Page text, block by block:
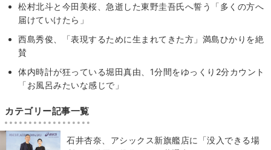
松村北斗と今田美桜、急逝した東野圭吾氏へ誓う「多くの方へ
届けていけたら」
西島秀俊、「表現するために生まれてきた方」満島ひかりを絶
賛
体内時計が狂っている堀田真由、1分間をゆっくり2分カウント
「お風呂みたいな感じで」
カテゴリー記事一覧
石井杏奈、アシックス新旗艦店に「没入できる場